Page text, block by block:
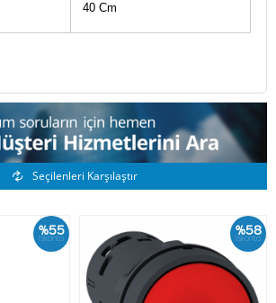
40 Cm
Benzer Ürünler
Seçilenleri Karşılaştır
%55
İskonto %58
İskonto